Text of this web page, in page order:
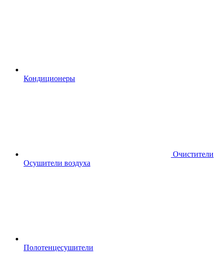
Кондиционеры
Очистители
Осушители воздуха
Полотенцесушители